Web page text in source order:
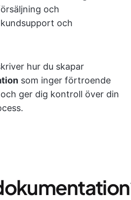
och
och
hur du skapar
som inger förtroende
ger dig kontroll över din